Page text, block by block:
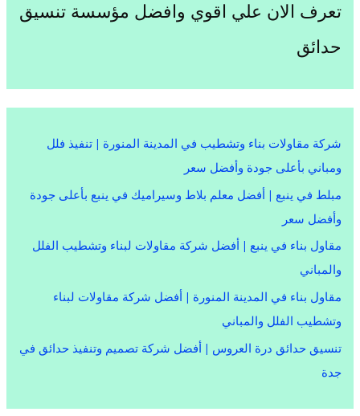
تعرف الان علي اقوي وافضل مؤسسة تنسيق
حدائق
شركة مقاولات بناء وتشطيب في المدينة المنورة | تنفيذ فلل
ومباني بأعلى جودة وأفضل سعر
مبلط في ينبع | أفضل معلم بلاط وسيراميك في ينبع بأعلى جودة
وأفضل سعر
مقاول بناء في ينبع | أفضل شركة مقاولات لبناء وتشطيب الفلل
والمباني
مقاول بناء في المدينة المنورة | أفضل شركة مقاولات لبناء
وتشطيب الفلل والمباني
تنسيق حدائق درة العروس | أفضل شركة تصميم وتنفيذ حدائق في
جدة